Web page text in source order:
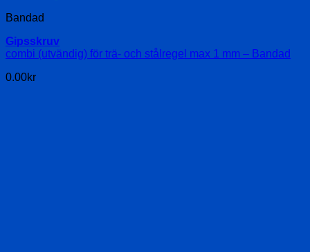
Bandad
Gipsskruv
combi (utvändig) för trä- och stålregel max 1 mm – Bandad
0.00kr